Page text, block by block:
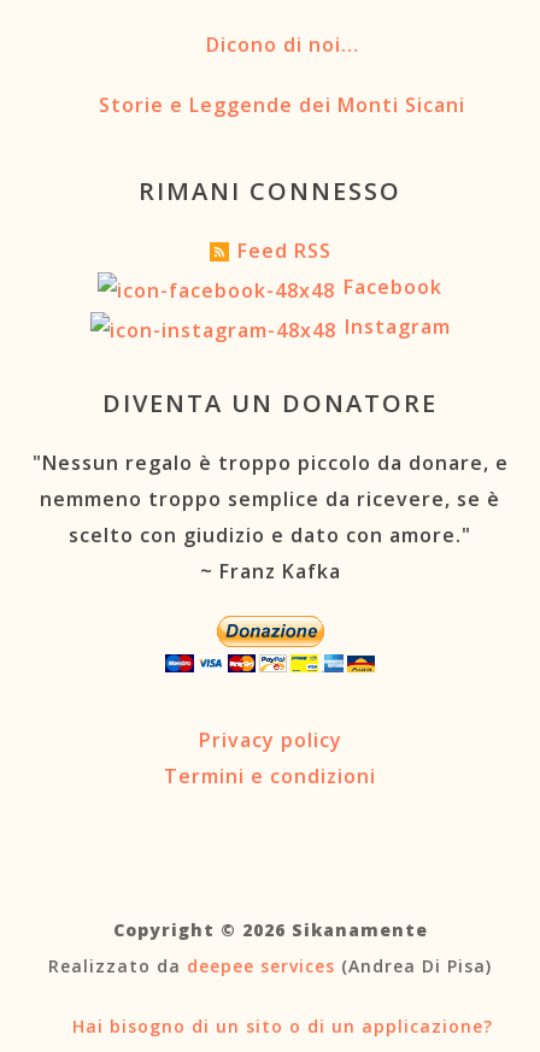
Dicono di noi…
Storie e Leggende dei Monti Sicani
RIMANI CONNESSO
Feed RSS
Facebook
Instagram
DIVENTA UN DONATORE
"Nessun regalo è troppo piccolo da donare, e
nemmeno troppo semplice da ricevere, se è
scelto con giudizio e dato con amore."
~ Franz Kafka
Privacy policy
Termini e condizioni
Copyright © 2026 Sikanamente
Realizzato da deepee services (Andrea Di Pisa)
Hai bisogno di un sito o di un applicazione?